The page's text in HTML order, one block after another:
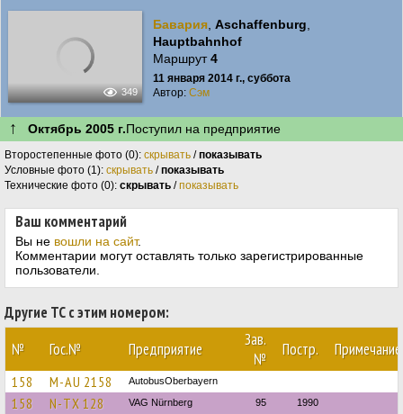
349
Бавария, Aschaffenburg
Hauptbahnhof
Маршрут4
11 января 2014 г., суббота
Автор: Сэм
↑ Октябрь 2005 г.Поступил на предприятие
Второстепенные фото (0): скрывать /показывать
Условные фото (1): скрывать /показывать
Технические фото (0): скрывать /показывать
Ваш комментарий
Вы не вошли на сайт.
Комментарии могут оставлять только зарегистрированные
пользователи.
Другие ТС с этим номером:
№
Гос.№ Предприятие
Зав.
№
Постр. Примечание
158 M-AU 2158 AutobusOberbayern
158 N-TX 128 VAG Nürnberg 95 1990